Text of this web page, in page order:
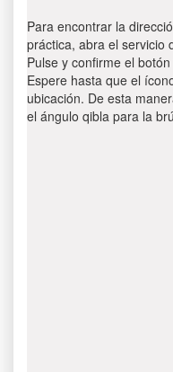
Para encontrar la
práctica, abra el servicio
Pulse y confirme el
Espere hasta que el
ubicación. De esta
el ángulo qibla para la